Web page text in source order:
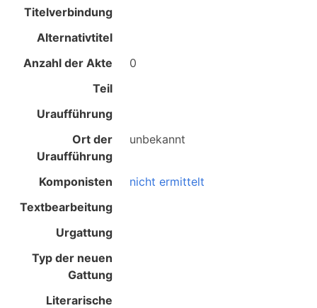
Titelverbindung
Alternativtitel
Anzahl der Akte
0
Teil
Uraufführung
Ort der
Uraufführung
unbekannt
Komponisten
nicht ermittelt
Textbearbeitung
Urgattung
Typ der neuen
Gattung
Literarische